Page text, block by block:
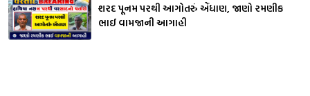
શરદ પૂનમ પરથી આગોતરું એંધાણ, જાણો રમણીક
ભાઈ વામજાની આગાહી